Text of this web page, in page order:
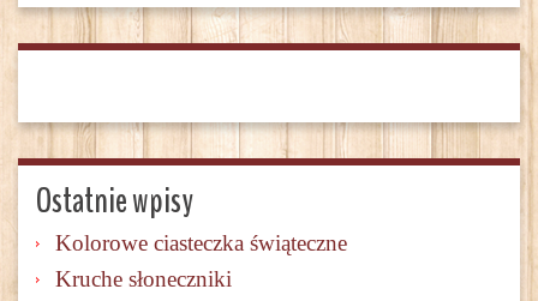
Ostatnie wpisy
Kolorowe ciasteczka świąteczne
Kruche słoneczniki